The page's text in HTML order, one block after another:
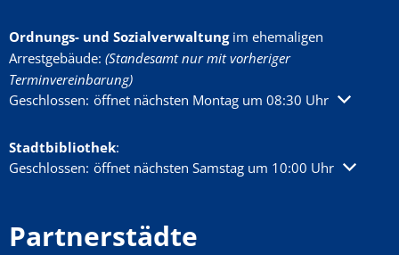
Ordnungs- und Sozialverwaltungim ehemaligen
Arrestgebäude: (Standesamt nur mit vorheriger
Terminvereinbarung)
Klicken, um weitere Öffnungs- oder Schließzeiten auszublenden
Geschlossen: öffnet nächsten Montag um 08:30 Uhr
Stadtbibliothek:
Klicken, um weitere Öffnungs- oder Schließzeiten auszublenden
Geschlossen: öffnet nächsten Samstag um 10:00 Uhr
Partnerstädte